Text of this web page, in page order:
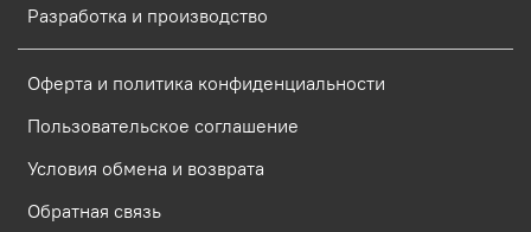
Разработка и производство
Оферта и политика конфиденциальности
Пользовательское соглашение
Условия обмена и возврата
Обратная связь